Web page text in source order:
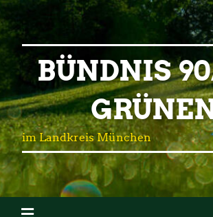
BÜNDNIS
im Landkreis München